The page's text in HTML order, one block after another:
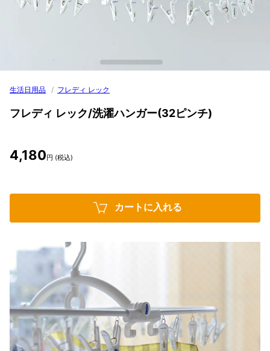
生活日用品 / フレディ レック
フレディ レック/洗濯ハンガー(32ピンチ)
4,180円 (税込)
カートに入れる